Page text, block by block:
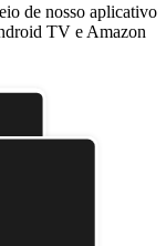
de nosso aplicativo
TV e Amazon